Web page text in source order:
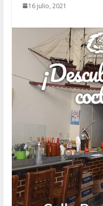
16 julio, 2021